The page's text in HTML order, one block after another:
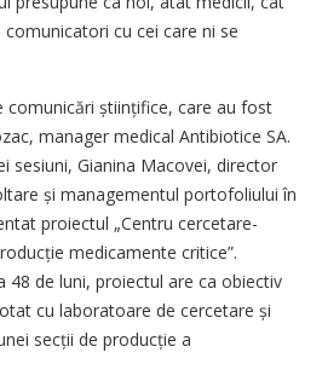
cu cei care ni se
comunicări științifice, care au fost
manager medical Antibiotice SA.
sesiuni, Gianina Macovei, director
și managementul portofoliului în
proiectul „Centru cercetare-
medicamente critice”.
48 de luni, proiectul are ca obiectiv
cu laboratoare de cercetare și
secții de producție a